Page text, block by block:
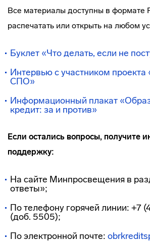
Все материалы доступны в формате
распечатать или открыть на любом
Буклет «Что делать, если не
Интервью с участником проекта
СПО»
Информационный плакат
кредит: за и против»
Если остались вопросы, получите
поддержку:
На сайте Минпросвещения в
ответы»;
По телефону горячей линии: +7
(доб. 5505);
По электронной почте: